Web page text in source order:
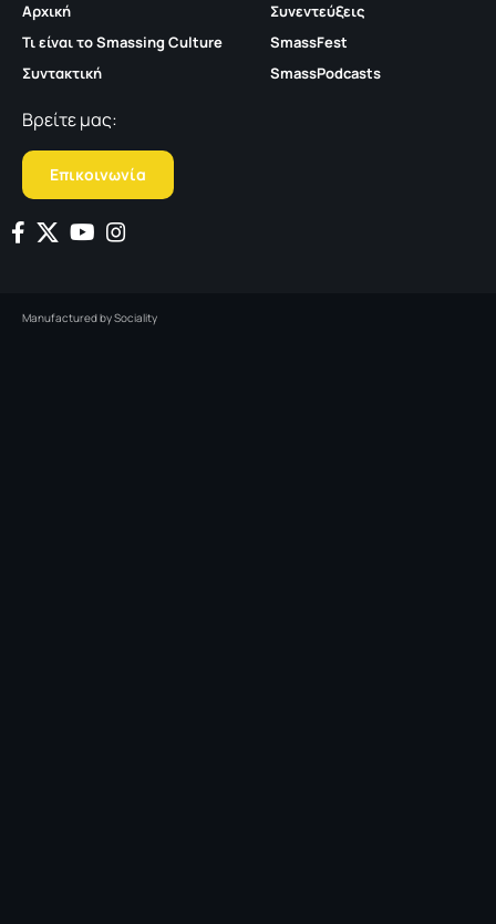
Αρχική
Τι είναι το Smassing Culture
Συντακτική
Συνεντεύξεις
SmassFest
SmassPodcasts
Βρείτε μας:
Επικοινωνία
Manufactured bySociality